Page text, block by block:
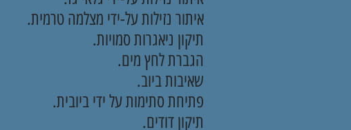
איתור נזילות על-ידי מצלמה טרמית.
תיקון ניאגרות סמויות.
הגברת לחץ מים.
שאיבות ביוב.
פתיחת סתימות על ידי ביובית.
תיקון דודים.